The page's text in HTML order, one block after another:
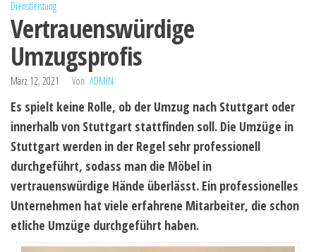
Dienstleistung
Vertrauenswürdige
Umzugsprofis
März 12, 2021 Von ADMIN
Es spielt keine Rolle, ob der Umzug nach Stuttgart oder
innerhalb von Stuttgart stattfinden soll. Die Umzüge in
Stuttgart werden in der Regel sehr professionell
durchgeführt, sodass man die Möbel in
vertrauenswürdige Hände überlässt. Ein professionelles
Unternehmen hat viele erfahrene Mitarbeiter, die schon
etliche Umzüge durchgeführt haben.